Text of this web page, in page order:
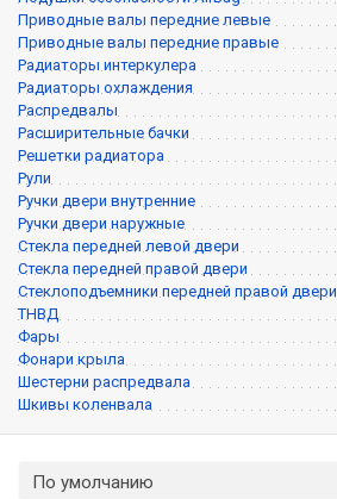
Приводные валы передние левые
Приводные валы передние правые
Радиаторы интеркулера
Радиаторы охлаждения
Распредвалы
Расширительные бачки
Решетки радиатора
Рули
Ручки двери внутренние
Ручки двери наружные
Стекла передней левой двери
Стекла передней правой двери
Стеклоподъемники передней правой двери
ТНВД
Фары
Фонари крыла
Шестерни распредвала
Шкивы коленвала
По умолчанию